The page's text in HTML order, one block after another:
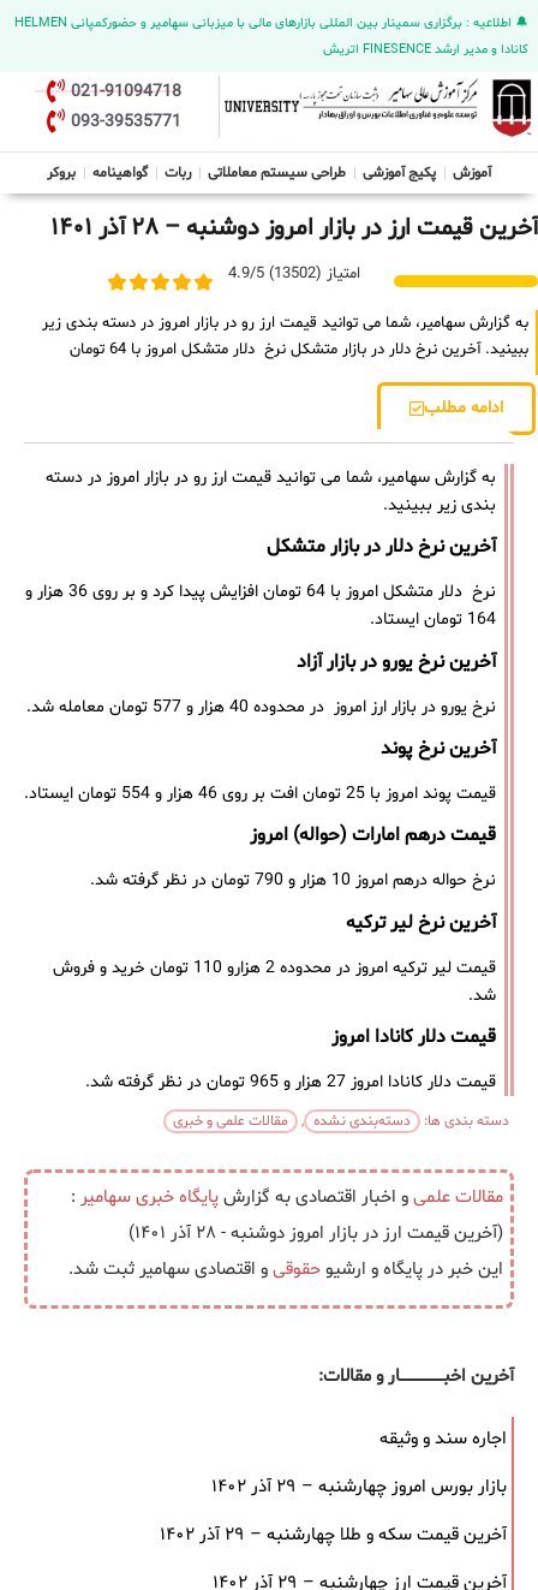
🔔 اطلاعیه : برگزاری سمینار بین المللی بازارهای مالی با میزبانی سهامیر و حضورکمپانی HELMEN
کانادا و مدیر ارشد FINESENCE اتریش
021-91094718
093-39535771
آموزش پکیج آموزشی طراحی سیستم معاملاتی ربات گواهینامه بروکر
آخرین قیمت ارز در بازار امروز دوشنبه – ۲۸ آذر ۱۴۰۱
امتیاز (13502) 4.9/5
به گزارش سهامیر، شما می توانید قیمت ارز رو در بازار امروز در دسته بندی زیر
ببینید. آخرین نرخ دلار در بازار متشکل نرخ دلار متشکل امروز با 64 تومان
ادامه مطلب
به گزارش سهامیر، شما می توانید قیمت ارز رو در بازار امروز در دسته
بندی زیر ببینید.
آخرین نرخ دلار در بازار متشکل
نرخ دلار متشکل امروز با 64 تومان افزایش پیدا کرد و بر روی 36 هزار و
164 تومان ایستاد.
آخرین نرخ یورو در بازار آزاد
نرخ یورو در بازار ارز امروز در محدوده 40 هزار و 577 تومان معامله شد.
آخرین نرخ پوند
قیمت پوند امروز با 25 تومان افت بر روی 46 هزار و 554 تومان ایستاد.
قیمت درهم امارات (حواله) امروز
نرخ حواله درهم امروز 10 هزار و 790 تومان در نظر گرفته شد.
آخرین نرخ لیر ترکیه
قیمت لیر ترکیه امروز در محدوده 2 هزارو 110 تومان خرید و فروش
شد.
قیمت دلار کانادا امروز
قیمت دلار کانادا امروز 27 هزار و 965 تومان در نظر گرفته شد.
دسته بندی ها: دسته‌بندی نشده , مقالات علمی و خبری
مقالات علمیو اخبار اقتصادی به گزارشپایگاه خبریسهامیر :
(آخرین قیمت ارز در بازار امروز دوشنبه - ۲۸ آذر ۱۴۰۱)
این خبر در پایگاه و ارشیوحقوقیو اقتصادی سهامیر ثبت شد.
آخرین اخبــــــــــــــــــار و مقالات:
اجاره سند و وثیقه
بازار بورس امروز چهارشنبه – ۲۹ آذر ۱۴۰۲
آخرین قیمت سکه و طلا چهارشنبه – ۲۹ آذر ۱۴۰۲
آخرین قیمت ارز چهارشنبه – ۲۹ آذر ۱۴۰۲